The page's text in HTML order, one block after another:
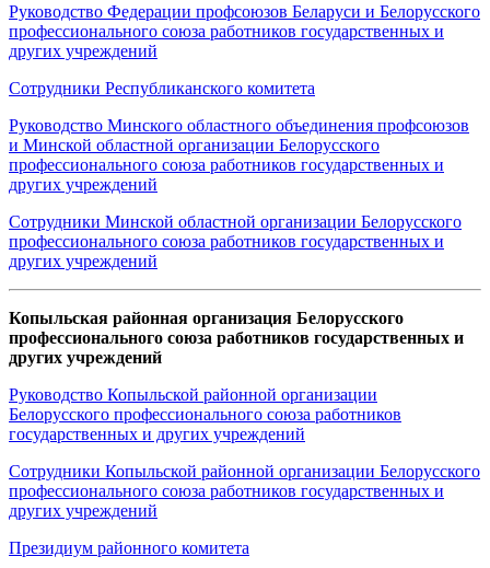
Руководство Федерации профсоюзов Беларуси и Белорусского
профессионального союза работников государственных и
других учреждений
Сотрудники Республиканского комитета
Руководство Минского областного объединения профсоюзов
и Минской областной организации Белорусского
профессионального союза работников государственных и
других учреждений
Сотрудники Минской областной организации Белорусского
профессионального союза работников государственных и
других учреждений
Копыльская районная организация Белорусского
профессионального союза работников государственных и
других учреждений
Руководство Копыльской районной организации
Белорусского профессионального союза работников
государственных и других учреждений
Сотрудники Копыльской районной организации Белорусского
профессионального союза работников государственных и
других учреждений
Президиум районного комитета